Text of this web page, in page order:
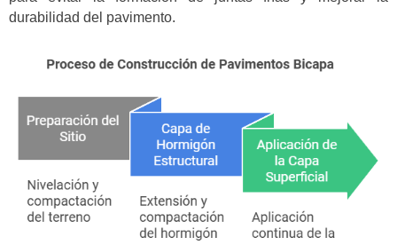
durabilidad del pavimento.